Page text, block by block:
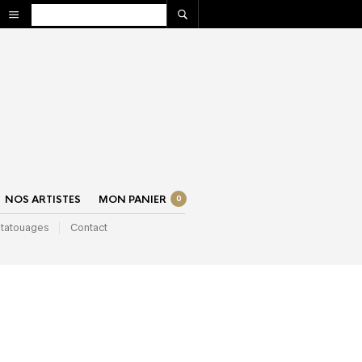
NOS ARTISTES MON PANIER 0
Contact